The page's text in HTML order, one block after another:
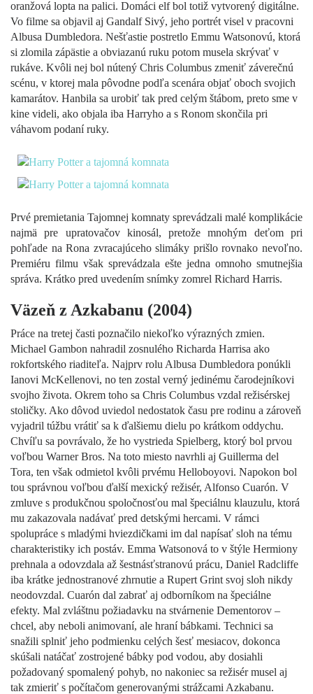
oranžová lopta na palici. Domáci elf bol totiž vytvorený digitálne.
Vo filme sa objavil aj Gandalf Sivý, jeho portrét visel v pracovni
Albusa Dumbledora. Nešťastie postretlo Emmu Watsonovú, ktorá
si zlomila zápästie a obviazanú ruku potom musela skrývať v
rukáve. Kvôli nej bol nútený Chris Columbus zmeniť záverečnú
scénu, v ktorej mala pôvodne podľa scenára objať oboch svojich
kamarátov. Hanbila sa urobiť tak pred celým štábom, preto sme v
kine videli, ako objala iba Harryho a s Ronom skončila pri
váhavom podaní ruky.
Prvé premietania Tajomnej komnaty sprevádzali malé komplikácie
najmä pre upratovačov kinosál, pretože mnohým deťom pri
pohľade na Rona zvracajúceho slimáky prišlo rovnako nevoľno.
Premiéru filmu však sprevádzala ešte jedna omnoho smutnejšia
správa. Krátko pred uvedením snímky zomrel Richard Harris.
Väzeň z Azkabanu (2004)
Práce na tretej časti poznačilo niekoľko výrazných zmien.
Michael Gambon nahradil zosnulého Richarda Harrisa ako
rokfortského riaditeľa. Najprv rolu Albusa Dumbledora ponúkli
Ianovi McKellenovi, no ten zostal verný jedinému čarodejníkovi
svojho života. Okrem toho sa Chris Columbus vzdal režisérskej
stoličky. Ako dôvod uviedol nedostatok času pre rodinu a zároveň
vyjadril túžbu vrátiť sa k ďalšiemu dielu po krátkom oddychu.
Chvíľu sa povrávalo, že ho vystrieda Spielberg, ktorý bol prvou
voľbou Warner Bros. Na toto miesto navrhli aj Guillerma del
Tora, ten však odmietol kvôli prvému Helloboyovi. Napokon bol
tou správnou voľbou ďalší mexický režisér, Alfonso Cuarón. V
zmluve s produkčnou spoločnosťou mal špeciálnu klauzulu, ktorá
mu zakazovala nadávať pred detskými hercami. V rámci
spolupráce s mladými hviezdičkami im dal napísať sloh na tému
charakteristiky ich postáv. Emma Watsonová to v štýle Hermiony
prehnala a odovzdala až šestnásťstranovú prácu, Daniel Radcliffe
iba krátke jednostranové zhrnutie a Rupert Grint svoj sloh nikdy
neodovzdal. Cuarón dal zabrať aj odborníkom na špeciálne
efekty. Mal zvláštnu požiadavku na stvárnenie Dementorov –
chcel, aby neboli animovaní, ale hraní bábkami. Technici sa
snažili splniť jeho podmienku celých šesť mesiacov, dokonca
skúšali natáčať zostrojené bábky pod vodou, aby dosiahli
požadovaný spomalený pohyb, no nakoniec sa režisér musel aj
tak zmieriť s počítačom generovanými strážcami Azkabanu.